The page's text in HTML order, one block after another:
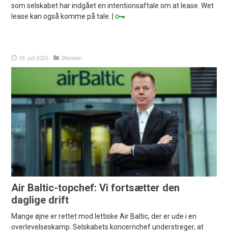
som selskabet har indgået en intentionsaftale om at lease. Wet
lease kan også komme på tale. |
29. juli 2026 Økonomi
Air Baltic-topchef: Vi fortsætter den
daglige drift
Mange øjne er rettet mod lettiske Air Baltic, der er ude i en
overlevelseskamp. Selskabets koncernchef understreger, at